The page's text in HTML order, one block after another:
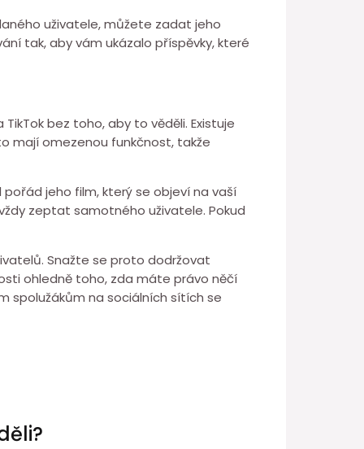
uživatele, můžete zadat jeho
tak, aby vám ukázalo příspěvky, které
bez toho, aby to věděli. Existuje
mají omezenou funkčnost, takže
pořád jeho film, který se objeví na vaší
zeptat samotného uživatele. Pokud
Snažte se proto dodržovat
ohledně toho, zda máte právo něčí
spolužákům na sociálních sítích se